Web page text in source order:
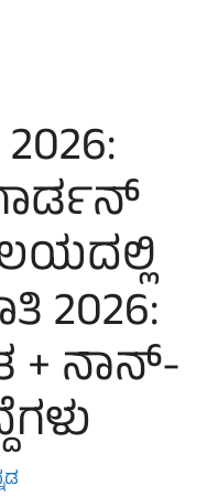
2026:
+ ನಾನ್-